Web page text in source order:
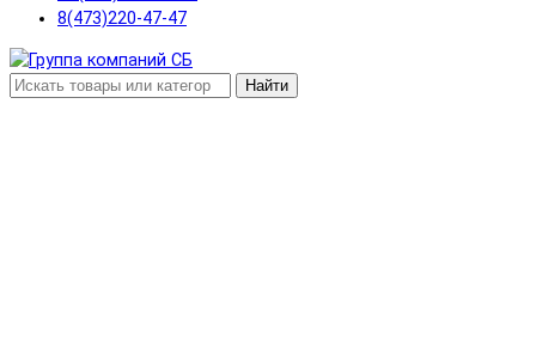
8(473)220-47-47
Найти